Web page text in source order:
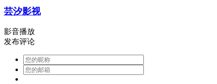
芸汐影视
影音播放
发布评论